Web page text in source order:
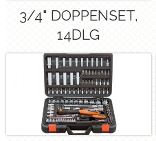
3/4" DOPPENSET,
14DLG